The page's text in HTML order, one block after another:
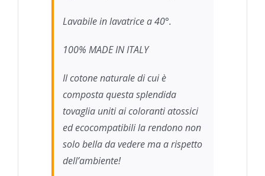
Lavabile in lavatrice a 40°.
100% MADE IN ITALY
Il cotone naturale di cui è
composta questa splendida
tovaglia uniti ai coloranti atossici
ed ecocompatibili la rendono non
solo bella da vedere ma a rispetto
dell’ambiente!